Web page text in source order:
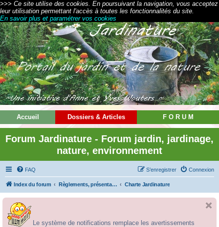
>>> Ce site utilise des cookies. En poursuivant la navigation, vous acceptez
leur utilisation permettant l'accès à toutes les fonctionnalités du site.
En savoir plus et paramétrer vos cookies
Accueil Dossiers & Articles F O R U M
Forum Jardinature - Forum jardin, jardinage,
nature, environnement
FAQ Connexion
S’enregistrer
Index du forum Règlements, présentations et modes d'emploi Charte Jardinature
Le système de notifications remplace les avertissements